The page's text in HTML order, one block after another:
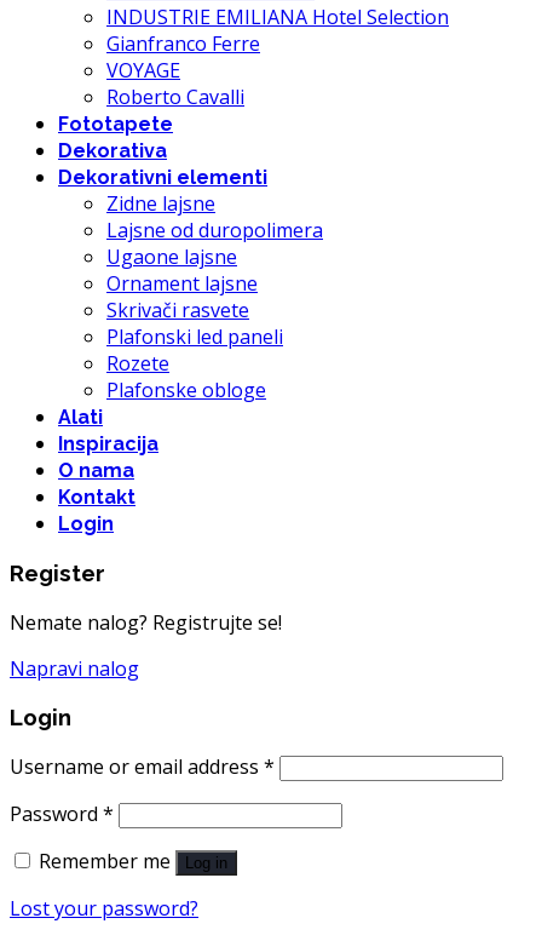
INDUSTRIE EMILIANA Hotel Selection
Gianfranco Ferre
VOYAGE
Roberto Cavalli
Fototapete
Dekorativa
Dekorativni elementi
Zidne lajsne
Lajsne od duropolimera
Ugaone lajsne
Ornament lajsne
Skrivači rasvete
Plafonski led paneli
Rozete
Plafonske obloge
Alati
Inspiracija
O nama
Kontakt
Login
Register
Nemate nalog? Registrujte se!
Napravi nalog
Login
Username or email address *
Password *
Remember me
Log in
Lost your password?